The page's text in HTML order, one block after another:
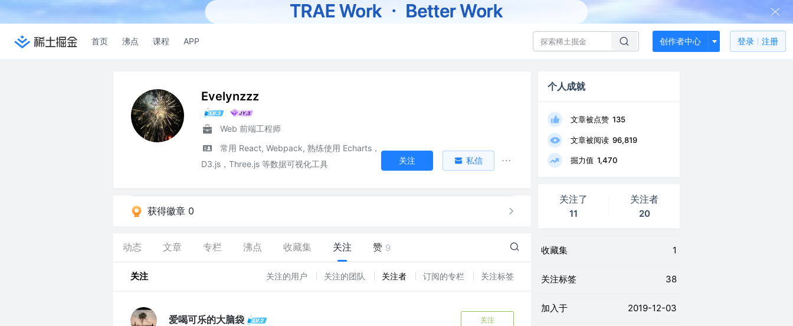
首页 沸点 课程 APP 创作者中心 登录 注册
Evelynzzz
Web 前端工程师
常用 React, Webpack, 熟练使用 Echarts，
D3.js，Three.js 等数据可视化工具
关注 私信
获得徽章 0
动态 文章 专栏 沸点 收藏集 关注 赞 9
关注 关注的用户 关注的团队 关注者 订阅的专栏 关注标签
爱喝可乐的大脑袋 关注
个人成就
文章被点赞 135
文章被阅读 96,819
掘力值 1,470
关注了
11
关注者
20
收藏集 1
关注标签 38
加入于 2019-12-03